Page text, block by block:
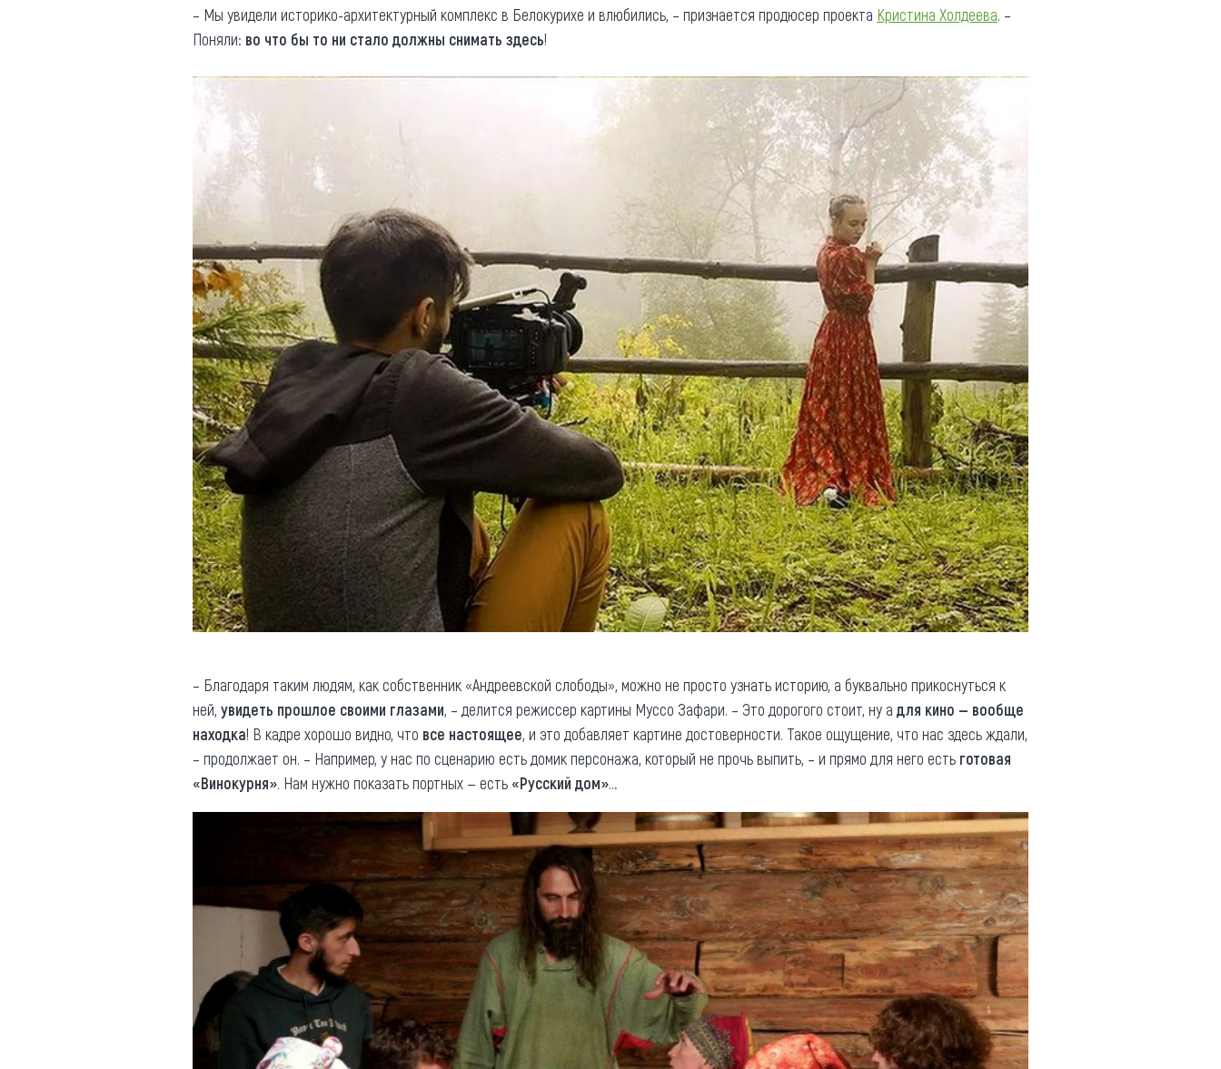
– Мы увидели историко-архитектурный комплекс в Белокурихе и влюбились, – признается продюсер проекта Кристина Холдеева. –
Поняли: во что бы то ни стало должны снимать здесь!
– Благодаря таким людям, как собственник «Андреевской слободы», можно не просто узнать историю, а буквально прикоснуться к
ней, увидеть прошлое своими глазами, – делится режиссер картины Муссо Зафари. – Это дорогого стоит, ну а для кино — вообще
находка! В кадре хорошо видно, что все настоящее, и это добавляет картине достоверности. Такое ощущение, что нас здесь ждали,
– продолжает он. – Например, у нас по сценарию есть домик персонажа, который не прочь выпить, – и прямо для него есть готовая
«Винокурня». Нам нужно показать портных — есть «Русский дом»…